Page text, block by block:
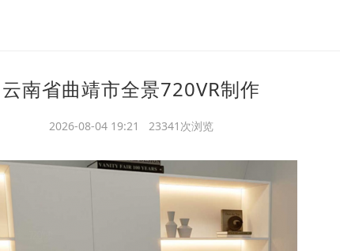
云南省曲靖市全景720VR制作
2026-08-04 19:21 23341次浏览